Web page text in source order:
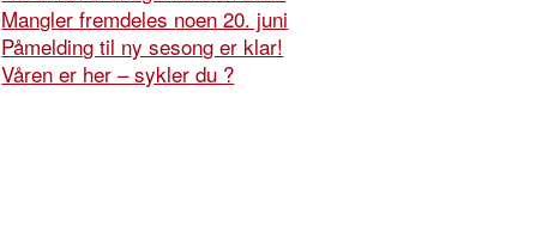
Mangler fremdeles noen 20. juni
Påmelding til ny sesong er klar!
Våren er her – sykler du ?